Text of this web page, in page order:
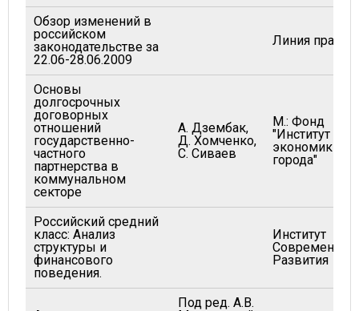
Обзор изменений в
российском
законодательстве за
22.06-28.06.2009
Линия права
Основы
долгосрочных
договорных
отношений
государственно-
частного
партнерства в
коммунальном
секторе
А. Дзембак,
Д. Хомченко,
С. Сиваев
М.: Фонд
"Институт
экономики
города"
Российский средний
класс: Анализ
структуры и
финансового
поведения.
Институт
Развития
Под ред. А.В.